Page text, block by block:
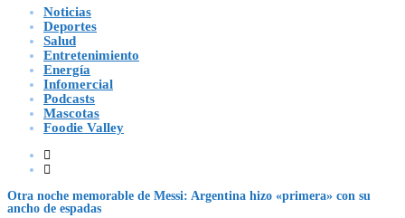
Noticias
Deportes
Salud
Entretenimiento
Energía
Infomercial
Podcasts
Mascotas
Foodie Valley
Otra noche memorable de Messi: Argentina hizo «primera» con su
ancho de espadas